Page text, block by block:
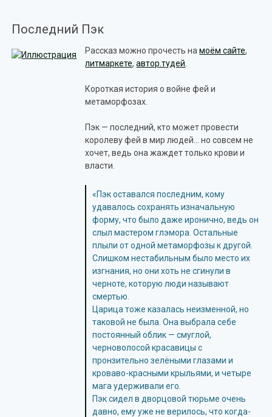
Последний Пэк
Рассказ можно прочесть намоём сайте,
литмаркете,автор.тудей
Короткая история о войне фей и
метаморфозах.
Пэк — последний, кто может провести
королеву фей в мир людей… но совсем не
хочет, ведь она жаждет только крови и
власти.
«Пэк оставался последним, кому
удавалось сохранять изначальную
форму, что было даже иронично, ведь он
слыл мастером глэмора. Остальные
плыли от одной метаморфозы к другой.
Слишком нестабильным было место их
изгнания, но они хоть не сгинули в
черноте, которую люди называют
смертью.
Царица тоже казалась неизменной, но
таковой не была. Она выбрала себе
постоянный облик — смуглой,
черноволосой красавицы с
пронзительно зелёными глазами и
кроваво-красными крыльями, и четыре
мага удерживали его.
Пэк сидел в дворцовой тюрьме очень
давно, ему уже не верилось, что когда-